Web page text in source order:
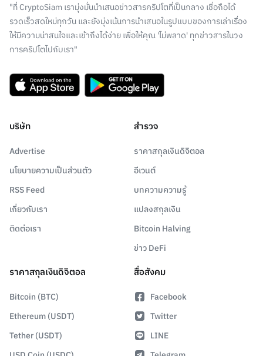
"ที่ CryptoSiam เรามุ่งมั่นนำเสนอข่าวสารคริปโตที่เป็นกลาง เชื่อถือได้
รวดเร็วสดใหม่ทุกวัน และยังมุ่งเน้นการนำเสนอในรูปแบบของการเล่าเรื่อง
ให้มีความน่าสนใจและเข้าถึงได้ง่าย เพื่อให้คุณ 'ไม่พลาด' ทุกข่าวสารในวง
การคริปโตไปกับเรา"
บริษัท
Advertise
นโยบายความเป็นส่วนตัว
RSS Feed
เกี่ยวกับเรา
ติดต่อเรา
สำรวจ
ราคาสกุลเงินดิจิตอล
อีเวนต์
บทความความรู้
แปลงสกุลเงิน
Bitcoin Halving
ข่าว DeFi
ราคาสกุลเงินดิจิตอล
Bitcoin (BTC)
Ethereum (USDT)
Tether (USDT)
สื่อสังคม
Facebook
Twitter
LINE